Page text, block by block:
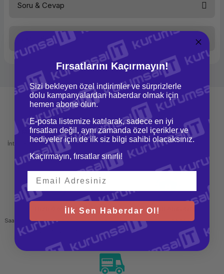
Yorum Yaz
Soru & Cevap
Ürün hakkında henüz soru sorulmamış.
Taksit Seçenekleri
Mağazadan Teslimat
İnternetten sipariş et ve mağazadan
teslim al
İade ve Değişim
Kolay iade ve değişim imkanı
Hızlı Gönderi
Saat 15.00'a kadar yapılan siparişlerde
aynı gün kargo imkanı
Güvenli Alışveriş
256 bit SSL sertifikası
Fırsatlarını Kaçırmayın!
Sizi bekleyen özel indirimler ve sürprizlerle
dolu kampanyalardan haberdar olmak için
hemen abone olun.
E-posta listemize katılarak, sadece en iyi
fırsatları değil, aynı zamanda özel içerikler ve
hediyeler için de ilk siz bilgi sahibi olacaksınız.
Kaçırmayın, fırsatlar sınırlı!
İlk Sen Haberdar Ol!